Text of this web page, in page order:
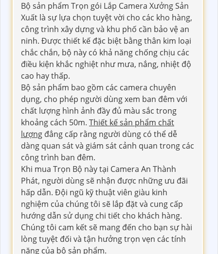
Bộ sản phẩm Trọn gói Lắp Camera Xưởng Sản
Xuất là sự lựa chọn tuyệt vời cho các kho hàng,
công trình xây dựng và khu phố cần bảo vệ an
ninh. Được thiết kế đặc biệt bằng thân kim loại
chắc chắn, bộ này có khả năng chống chịu các
điều kiện khắc nghiệt như mưa, nắng, nhiệt độ
cao hay thấp.
Bộ sản phẩm bao gồm các camera chuyên
dụng, cho phép người dùng xem ban đêm với
chất lượng hình ảnh đầy đủ màu sắc trong
khoảng cách 50m. Thiết kế sản phẩm chất
lượng đẳng cấp rằng người dùng có thể dễ
dàng quan sát và giám sát cảnh quan trong các
công trình ban đêm.
Khi mua Trọn Bộ này tại Camera An Thành
Phát, người dùng sẽ nhận được những ưu đãi
hấp dẫn. Đội ngũ kỹ thuật viên giàu kinh
nghiệm của chúng tôi sẽ lắp đặt và cung cấp
hướng dẫn sử dụng chi tiết cho khách hàng.
Chúng tôi cam kết sẽ mang đến cho bạn sự hài
lòng tuyệt đối và tận hưởng trọn vẹn các tính
năng của bộ sản phẩm.